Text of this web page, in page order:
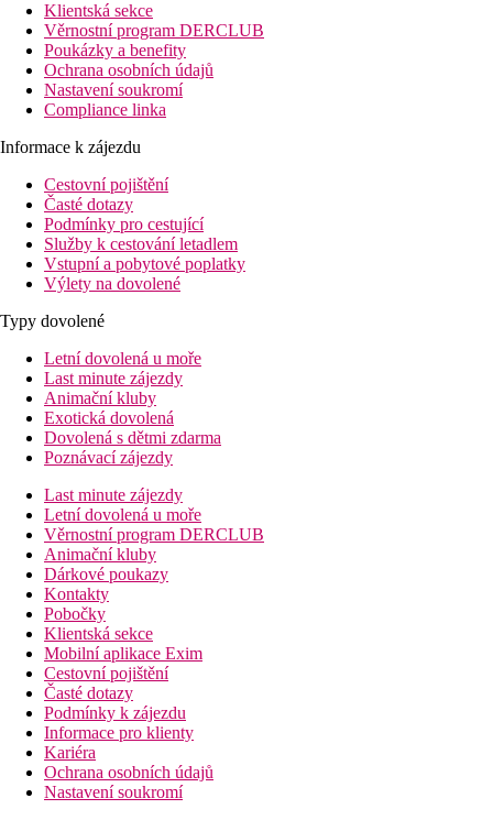
Klientská sekce
Věrnostní program DERCLUB
Poukázky a benefity
Ochrana osobních údajů
Nastavení soukromí
Compliance linka
Informace k zájezdu
Cestovní pojištění
Časté dotazy
Podmínky pro cestující
Služby k cestování letadlem
Vstupní a pobytové poplatky
Výlety na dovolené
Typy dovolené
Letní dovolená u moře
Last minute zájezdy
Animační kluby
Exotická dovolená
Dovolená s dětmi zdarma
Poznávací zájezdy
Last minute zájezdy
Letní dovolená u moře
Věrnostní program DERCLUB
Animační kluby
Dárkové poukazy
Kontakty
Pobočky
Klientská sekce
Mobilní aplikace Exim
Cestovní pojištění
Časté dotazy
Podmínky k zájezdu
Informace pro klienty
Kariéra
Ochrana osobních údajů
Nastavení soukromí